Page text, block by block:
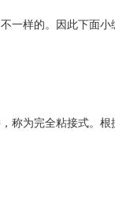
一样的。因此下面
为完全粘接式。根